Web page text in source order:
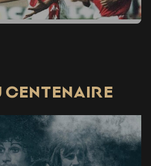
CENTENAIRE